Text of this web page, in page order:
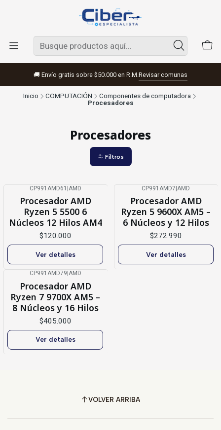
🚚 Envío gratis sobre $50.000 en R.M. Revisar comunas
Inicio COMPUTACIÓN
Componentes de computadora
Procesadores
Procesadores
Filtros
CP991AMD61 |AMD
Procesador AMD
Ryzen 5 5500 6
Núcleos 12 Hilos AM4
$120.000
Ver detalles
CP991AMD7|AMD
Procesador AMD
Ryzen 5 9600X AM5 –
6 Núcleos y 12 Hilos
$272.990
Ver detalles
CP991AMD79 AMD
Procesador AMD
Ryzen 7 9700X AM5 –
8 Núcleos y 16 Hilos
$405.000
Ver detalles
VOLVER ARRIBA